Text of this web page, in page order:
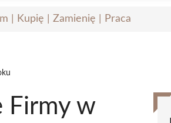
| Kupię | Zamienię | Praca
Firmy w